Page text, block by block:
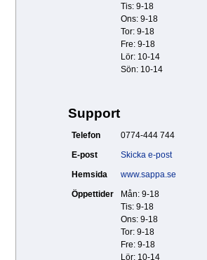
Tis: 9-18
Ons: 9-18
Tor: 9-18
Fre: 9-18
Lör: 10-14
Sön: 10-14
Support
Telefon
0774-444 744
E-post
Skicka e-post
Hemsida
www.sappa.se
Öppettider
Mån: 9-18
Tis: 9-18
Ons: 9-18
Tor: 9-18
Fre: 9-18
Lör: 10-14